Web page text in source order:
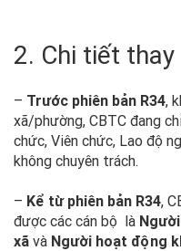
2. Chi tiết thay
– Trước phiên bản R34,
xã/phường, CBTC đang
chức, Viên chức, Lao
không chuyên trách.
– Kể từ phiên bản R34,
được các cán bộ là
xã và Người hoạt động